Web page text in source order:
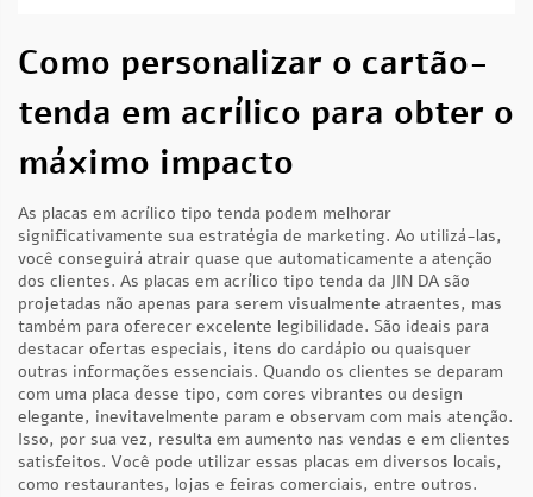
Como personalizar o cartão-
tenda em acrílico para obter o
máximo impacto
As placas em acrílico tipo tenda podem melhorar
significativamente sua estratégia de marketing. Ao utilizá-las,
você conseguirá atrair quase que automaticamente a atenção
dos clientes. As placas em acrílico tipo tenda da JIN DA são
projetadas não apenas para serem visualmente atraentes, mas
também para oferecer excelente legibilidade. São ideais para
destacar ofertas especiais, itens do cardápio ou quaisquer
outras informações essenciais. Quando os clientes se deparam
com uma placa desse tipo, com cores vibrantes ou design
elegante, inevitavelmente param e observam com mais atenção.
Isso, por sua vez, resulta em aumento nas vendas e em clientes
satisfeitos. Você pode utilizar essas placas em diversos locais,
como restaurantes, lojas e feiras comerciais, entre outros.